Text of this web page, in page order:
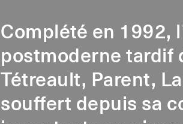
Complété en 1992,
postmoderne tardif
Tétreault, Parent,
souffert depuis sa